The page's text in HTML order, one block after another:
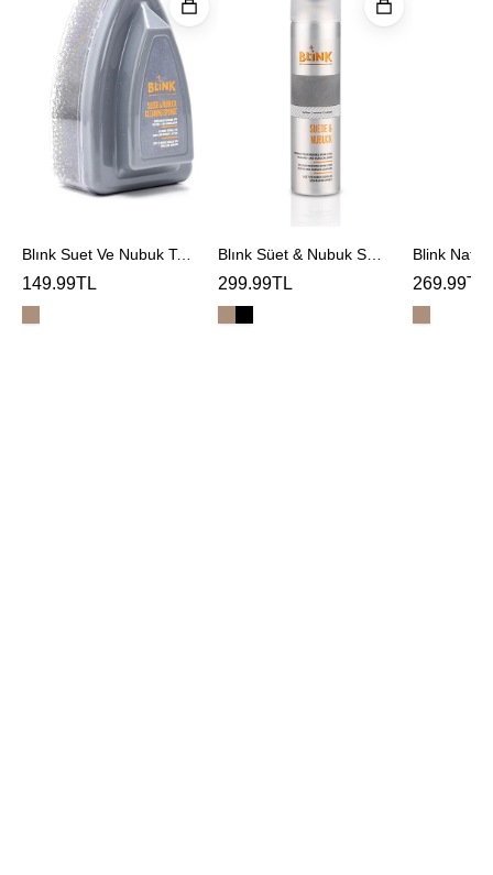
Nubuk
Temızleme
Sungerı
Blınk Suet Ve Nubuk Temızleme Sungerı
149.99TL
Blınk Süet & Nubuk Spreyi
299.99TL
Blink
269.99TL